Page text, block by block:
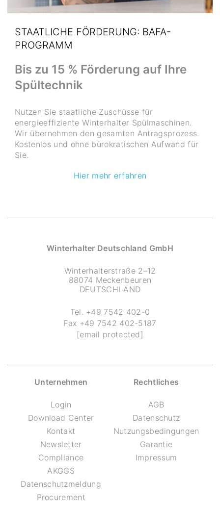
STAATLICHE FÖRDERUNG: BAFA-
PROGRAMM
Bis zu 15 % Förderung auf Ihre
Spültechnik
Nutzen Sie staatliche Zuschüsse für
energieeffiziente Winterhalter Spülmaschinen.
Wir übernehmen den gesamten Antragsprozess.
Kostenlos und ohne bürokratischen Aufwand für
Sie.
Hier mehr erfahren
Winterhalter Deutschland GmbH
Winterhalterstraße 2–12
88074 Meckenbeuren
DEUTSCHLAND
Tel. +49 7542 402-0
Fax +49 7542 402-5187
[email protected]
Unternehmen
Login
Download Center
Kontakt
Newsletter
Compliance
AKGGS
Datenschutzmeldung
Procurement
Rechtliches
AGB
Datenschutz
Nutzungsbedingungen
Garantie
Impressum